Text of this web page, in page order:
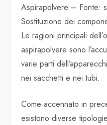
Aspirapolvere – Fonte:
Sostituzione dei
Le ragioni principali
aspirapolvere sono
varie parti
nei sacchetti e nei tubi.
Come accennato in
esistono diverse